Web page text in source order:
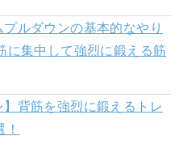
ルダウンの基本的なやり
に集中して強烈に鍛える筋
】背筋を強烈に鍛えるトレ